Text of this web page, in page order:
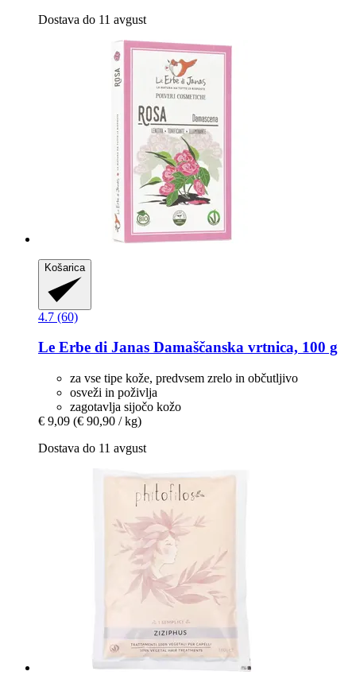
Dostava do 11 avgust
Košarica
4.7 (60)
Le Erbe di Janas Damaščanska vrtnica, 100 g
za vse tipe kože, predvsem zrelo in občutljivo
osveži in poživlja
zagotavlja sijočo kožo
€ 9,09 (€ 90,90 / kg)
Dostava do 11 avgust